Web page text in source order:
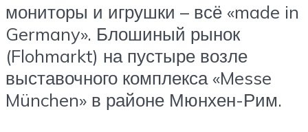
мониторы и игрушки – всё «made in
Germany». Блошиный рынок
(Flohmarkt) на пустыре возле
выставочного комплекса «Messe
München» в районе Мюнхен-Рим.